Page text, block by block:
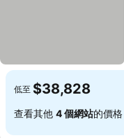
低至 $38,828
查看其他 4 個網站的價格